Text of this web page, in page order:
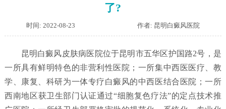
了?
时间: 2022-08-23 作者: 昆明白癜风医院
昆明白癜风皮肤病医院位于昆明市五华区护国路2号，是
一所具有鲜明特色的非营利性医院；一所集中西医医疗、教
学、康复、科研为一体专疗白癜风的中西医结合医院；一所
西南地区获卫生部门认证通过“细胞复色疗法”的定点技术推